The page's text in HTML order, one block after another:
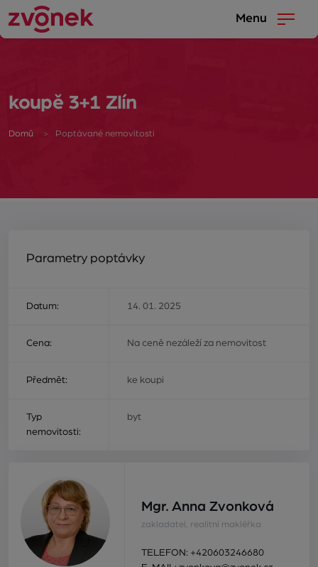
Menu
koupě 3+1 Zlín
Domů Poptávané nemovitosti
Parametry poptávky
Datum: 14. 01. 2025
Cena: Na ceně nezáleží za nemovitost
Předmět: ke koupi
Typ
nemovitosti:
byt
Mgr. Anna Zvonková
zakladatel, realitní makléřka
TELEFON: +420603246680